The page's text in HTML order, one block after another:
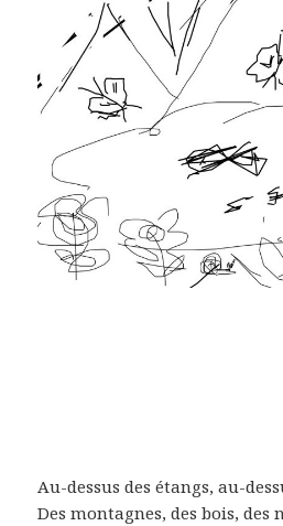
Au-dessus des étangs, au-
Des montagnes, des bois, des